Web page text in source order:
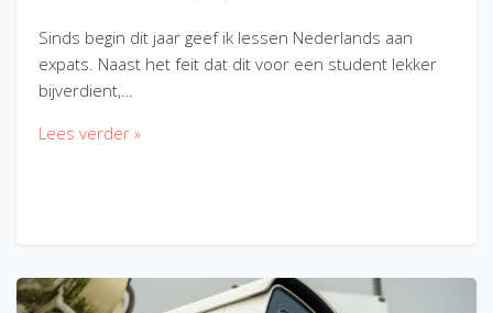
Sinds begin dit jaar geef ik lessen Nederlands aan
expats. Naast het feit dat dit voor een student lekker
bijverdient,…
Lees verder »